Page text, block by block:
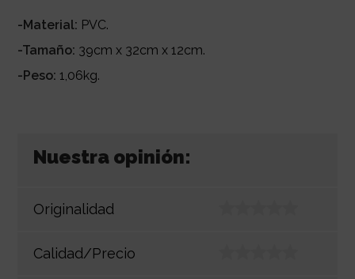
-Material: PVC.
-Tamaño: 39cm x 32cm x 12cm.
-Peso: 1,06kg.
Nuestra opinión:
Originalidad
Calidad/Precio